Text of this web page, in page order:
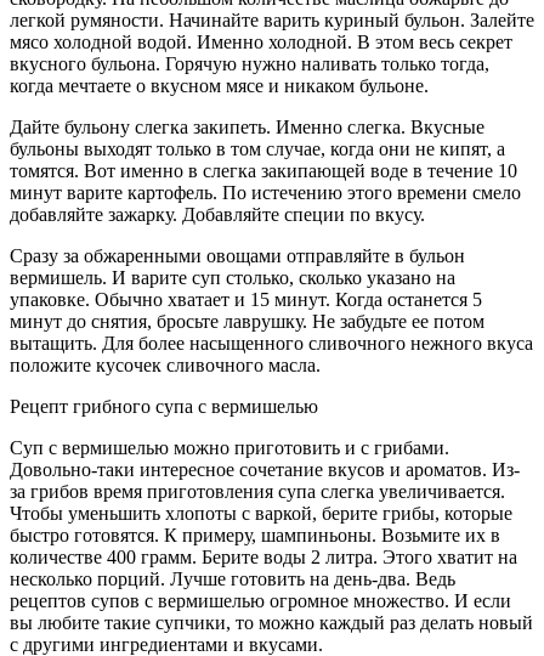
легкой румяности. Начинайте варить куриный бульон. Залейте
мясо холодной водой. Именно холодной. В этом весь секрет
вкусного бульона. Горячую нужно наливать только тогда,
когда мечтаете о вкусном мясе и никаком бульоне.
Дайте бульону слегка закипеть. Именно слегка. Вкусные
бульоны выходят только в том случае, когда они не кипят, а
томятся. Вот именно в слегка закипающей воде в течение 10
минут варите картофель. По истечению этого времени смело
добавляйте зажарку. Добавляйте специи по вкусу.
Сразу за обжаренными овощами отправляйте в бульон
вермишель. И варите суп столько, сколько указано на
упаковке. Обычно хватает и 15 минут. Когда останется 5
минут до снятия, бросьте лаврушку. Не забудьте ее потом
вытащить. Для более насыщенного сливочного нежного вкуса
положите кусочек сливочного масла.
Рецепт грибного супа с вермишелью
Суп с вермишелью можно приготовить и с грибами.
Довольно-таки интересное сочетание вкусов и ароматов. Из-
за грибов время приготовления супа слегка увеличивается.
Чтобы уменьшить хлопоты с варкой, берите грибы, которые
быстро готовятся. К примеру, шампиньоны. Возьмите их в
количестве 400 грамм. Берите воды 2 литра. Этого хватит на
несколько порций. Лучше готовить на день-два. Ведь
рецептов супов с вермишелью огромное множество. И если
вы любите такие супчики, то можно каждый раз делать новый
с другими ингредиентами и вкусами.